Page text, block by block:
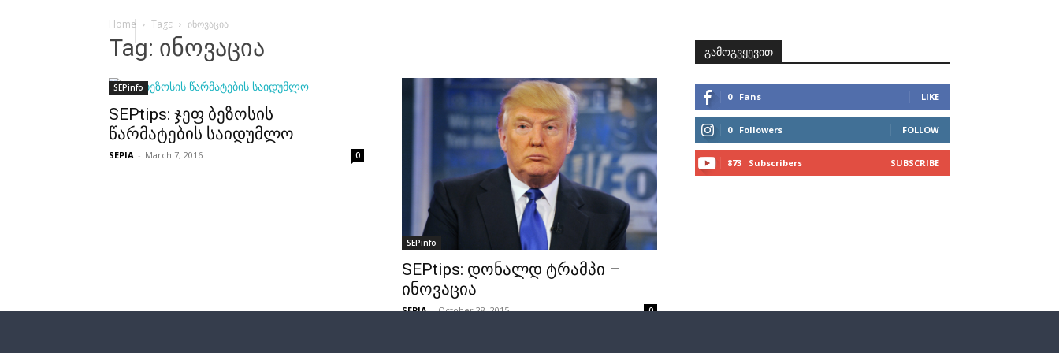
Home Tags ინოვაცია
Tag: ინოვაცია
SEPinfo
SEPtips: ჯეფ ბეზოსის
წარმატების საიდუმლო
SEPIA - March 7, 2016 0
SEPinfo
SEPtips: დონალდ ტრამპი –
ინოვაცია
SEPIA - October 28, 2015 0
გამოგვყევით
0 Fans LIKE
0 Followers FOLLOW
873 Subscribers SUBSCRIBE